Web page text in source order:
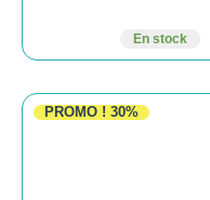
En stock
PROMO ! 30%